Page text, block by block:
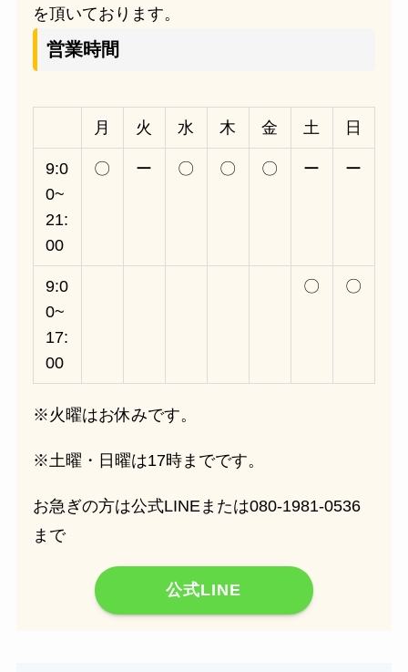
を頂いております。
営業時間
月 火 水 木 金 土 日
9:0
0~
21:
00
〇 ー 〇 〇 〇 ー ー
9:0
0~
17:
00
〇 〇
※火曜はお休みです。
※土曜・日曜は17時までです。
お急ぎの方は公式LINEまたは080-1981-0536
まで
公式LINE